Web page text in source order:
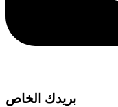
بريدك الخاص